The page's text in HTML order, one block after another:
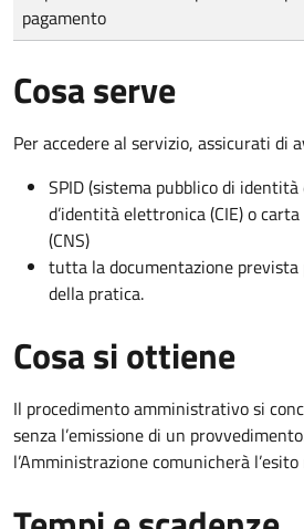
pagamento
Cosa serve
Per accedere al servizio, assicurati di
SPID (sistema pubblico di
d’identità elettronica (CIE) o
(CNS)
tutta la documentazione prevista
della pratica.
Cosa si ottiene
Il procedimento amministrativo si
senza l’emissione di un
l’Amministrazione comunicherà